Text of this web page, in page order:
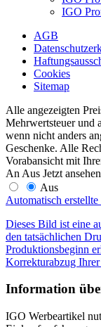
IGO
AGB
Cookies
Sitemap
Alle angezeigten
Mehrwertsteuer und
wenn nicht anders
Geschenke. Alle
Vorabansicht mit
An Aus Jetzt ansehen
Aus
Automatisch
Dieses Bild ist eine
den tatsächlichen
Produktionsbeginn
Korrekturabzug
Information
IGO Werbeartikel